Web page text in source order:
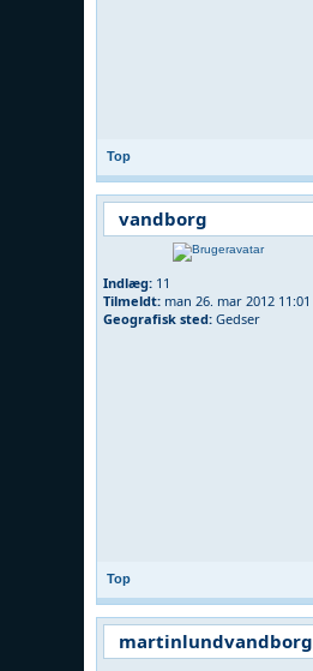
Top
vandborg
Indlæg: 11
Tilmeldt: man 26. mar 2012 11:01
Geografisk sted: Gedser
Top
martinlundvandborg